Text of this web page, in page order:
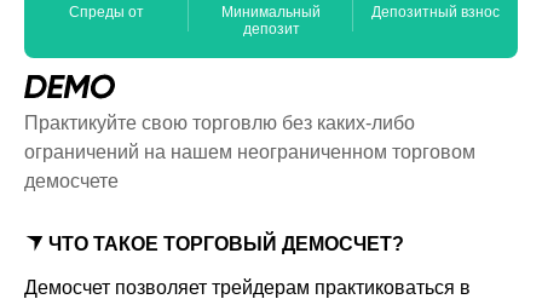
Спреды от
Минимальный
депозит
Депозитный взнос
Практикуйте свою торговлю без каких-либо
ограничений на нашем неограниченном торговом
демосчете
ЧТО ТАКОЕ ТОРГОВЫЙ ДЕМОСЧЕТ?
Демосчет позволяет трейдерам практиковаться в